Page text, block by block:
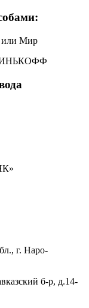
или Мир
г. Наро-
б-р, д.14-